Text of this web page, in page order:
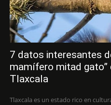
7 datos interesantes
mamífero mitad gato”
Tlaxcala
Tlaxcala es un estado rico en